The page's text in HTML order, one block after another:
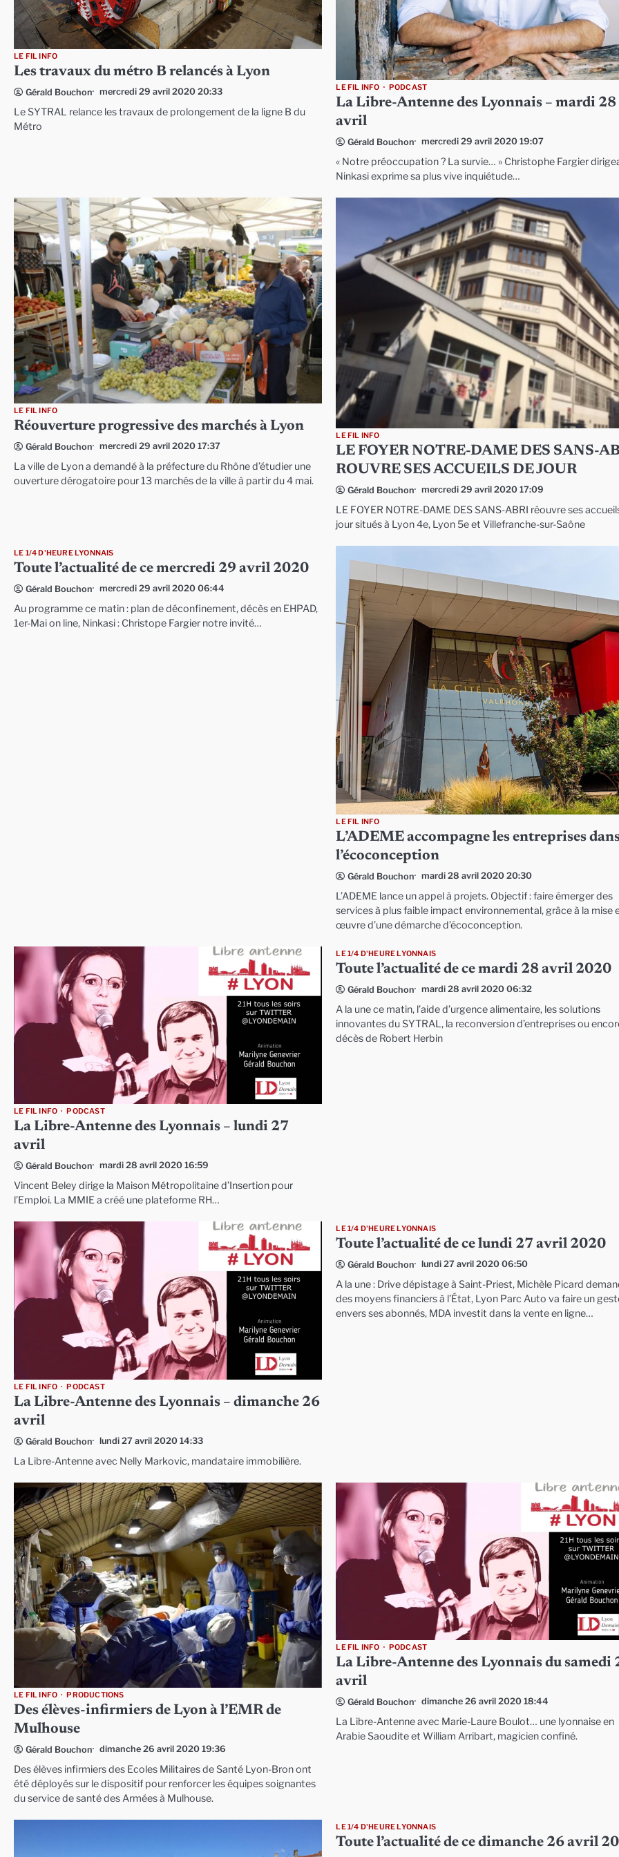
LE FIL INFO
Les travaux du métro B relancés à Lyon
Gérald Bouchon mercredi 29 avril 2020 20:33
Le SYTRAL relance les travaux de prolongement de la ligne B du
Métro
LE FIL INFO PODCAST
La Libre-Antenne des Lyonnais – mardi 28
avril
Gérald Bouchon mercredi 29 avril 2020 19:07
« Notre préoccupation ? La survie… » Christophe Fargier
Ninkasi exprime sa plus vive inquiétude…
LE FIL INFO
Réouverture progressive des marchés à Lyon
Gérald Bouchon mercredi 29 avril 2020 17:37
La ville de Lyon a demandé à la préfecture du Rhône d’étudier une
ouverture dérogatoire pour 13 marchés de la ville à partir du 4 mai.
LE FIL INFO
LE FOYER NOTRE-DAME DES SANS-
ROUVRE SES ACCUEILS DE JOUR
Gérald Bouchon mercredi 29 avril 2020 17:09
LE FOYER NOTRE-DAME DES SANS-ABRI réouvre ses
jour situés à Lyon 4e, Lyon 5e et Villefranche-sur-Saône
LE 1/4 D'HEURE LYONNAIS
Toute l’actualité de ce mercredi 29 avril 2020
Gérald Bouchon mercredi 29 avril 2020 06:44
Au programme ce matin : plan de déconfinement, décès en EHPAD,
1er-Mai on line, Ninkasi : Christope Fargier notre invité…
LE FIL INFO
L’ADEME accompagne les entreprises
l’écoconception
Gérald Bouchon mardi 28 avril 2020 20:30
L’ADEME lance un appel à projets. Objectif : faire émerger des
services à plus faible impact environnemental, grâce à la mise
œuvre d’une démarche d’écoconception.
LE FIL INFO PODCAST
La Libre-Antenne des Lyonnais – lundi 27
avril
Gérald Bouchon mardi 28 avril 2020 16:59
Vincent Beley dirige la Maison Métropolitaine d’Insertion pour
l’Emploi. La MMIE a créé une plateforme RH…
LE 1/4 D'HEURE LYONNAIS
Toute l’actualité de ce mardi 28 avril 2020
Gérald Bouchon mardi 28 avril 2020 06:32
A la une ce matin, l’aide d’urgence alimentaire, les solutions
innovantes du SYTRAL, la reconversion d’entreprises ou
décès de Robert Herbin
LE FIL INFO PODCAST
La Libre-Antenne des Lyonnais – dimanche 26
avril
Gérald Bouchon lundi 27 avril 2020 14:33
La Libre-Antenne avec Nelly Markovic, mandataire immobilière.
LE 1/4 D'HEURE LYONNAIS
Toute l’actualité de ce lundi 27 avril 2020
Gérald Bouchon lundi 27 avril 2020 06:50
A la une : Drive dépistage à Saint-Priest, Michèle Picard
des moyens financiers à l’État, Lyon Parc Auto va faire un
envers ses abonnés, MDA investit dans la vente en ligne…
LE FIL INFO PRODUCTIONS
Des élèves-infirmiers de Lyon à l’EMR de
Mulhouse
Gérald Bouchon dimanche 26 avril 2020 19:36
Des élèves infirmiers des Ecoles Militaires de Santé Lyon-Bron ont
été déployés sur le dispositif pour renforcer les équipes soignantes
du service de santé des Armées à Mulhouse.
LE FIL INFO PODCAST
La Libre-Antenne des Lyonnais du samedi
avril
Gérald Bouchon dimanche 26 avril 2020 18:44
La Libre-Antenne avec Marie-Laure Boulot… une lyonnaise en
Arabie Saoudite et William Arribart, magicien confiné.
LE 1/4 D'HEURE LYONNAIS
Toute l’actualité de ce dimanche 26 avril